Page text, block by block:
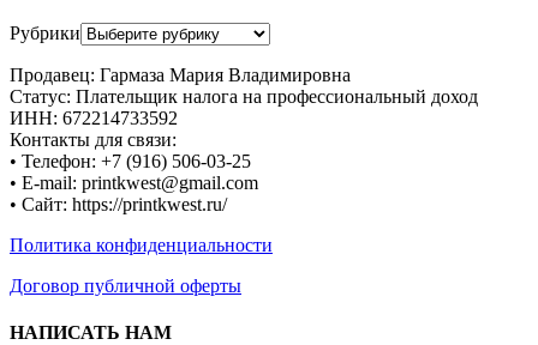
Рубрики
Продавец: Гармаза Мария Владимировна
Статус: Плательщик налога на профессиональный доход
ИНН: 672214733592
Контакты для связи:
• Телефон: +7 (916) 506-03-25
• E-mail: printkwest@gmail.com
• Сайт: https://printkwest.ru/
Политика конфиденциальности
Договор публичной оферты
НАПИСАТЬ НАМ